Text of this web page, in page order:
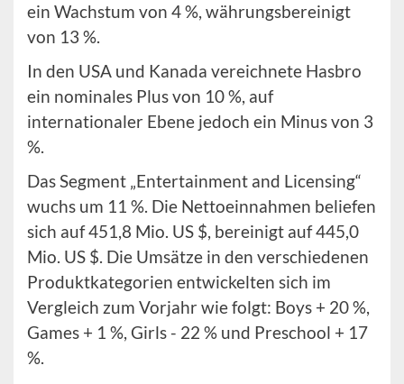
ein Wachstum von 4 %, währungsbereinigt
von 13 %.
In den USA und Kanada vereichnete Hasbro
ein nominales Plus von 10 %, auf
internationaler Ebene jedoch ein Minus von 3
%.
Das Segment „Entertainment and Licensing“
wuchs um 11 %. Die Nettoeinnahmen beliefen
sich auf 451,8 Mio. US $, bereinigt auf 445,0
Mio. US $. Die Umsätze in den verschiedenen
Produktkategorien entwickelten sich im
Vergleich zum Vorjahr wie folgt: Boys + 20 %,
Games + 1 %, Girls - 22 % und Preschool + 17
%.